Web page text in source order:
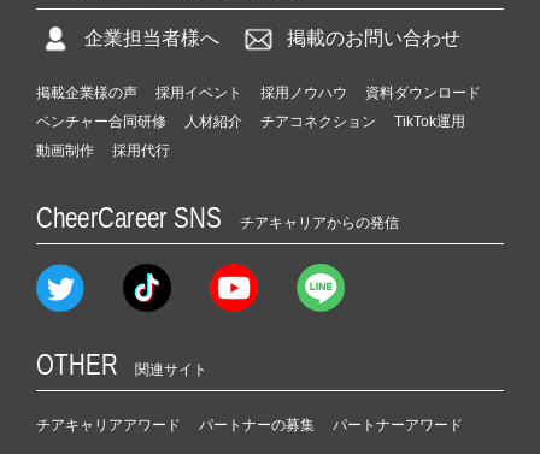
企業担当者様へ 掲載のお問い合わせ
掲載企業様の声 採用イベント 採用ノウハウ
資料ダウンロード
ベンチャー合同研修
人材紹介 チアコネクション
TikTok運用
動画制作
採用代行
CheerCareer SNS チアキャリアからの発信
OTHER 関連サイト
チアキャリアアワード パートナーの募集 パートナーアワード